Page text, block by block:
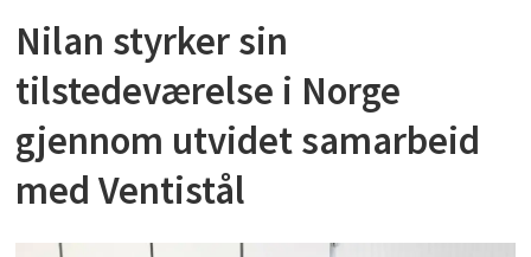
Nilan styrker sin
tilstedeværelse i Norge
gjennom utvidet samarbeid
med Ventistål